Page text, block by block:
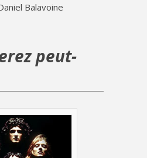
Balavoine
peut-